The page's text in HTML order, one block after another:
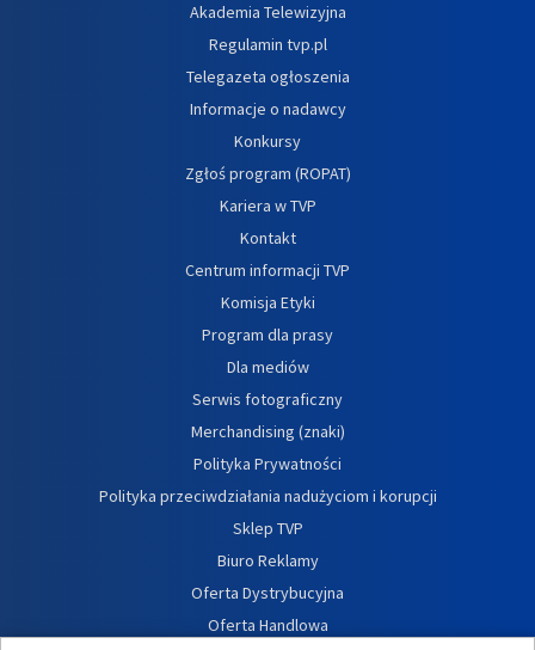
Akademia Telewizyjna
Regulamin tvp.pl
Telegazeta ogłoszenia
Informacje o nadawcy
Konkursy
Zgłoś program (ROPAT)
Kariera w TVP
Kontakt
Centrum informacji TVP
Komisja Etyki
Program dla prasy
Dla mediów
Serwis fotograficzny
Merchandising (znaki)
Polityka Prywatności
Polityka przeciwdziałania nadużyciom i korupcji
Sklep TVP
Biuro Reklamy
Oferta Dystrybucyjna
Oferta Handlowa